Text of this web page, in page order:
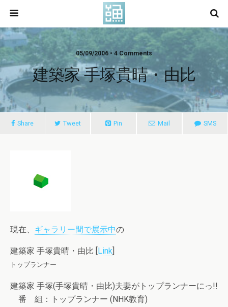
05/09/2006 • 4 Comments
建築家 手塚貴晴・由比
Share Tweet Pin Mail SMS
現在、 ギャラリー間で展示中の
建築家 手塚貴晴・由比 [Link]
トップランナー
建築家 手塚(手塚貴晴・由比)夫妻がトップランナーにっ!!
番 組：トップランナー (NHK教育)